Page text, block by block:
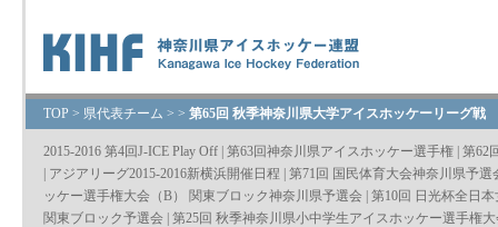
TOP > 県代表チーム > > 第65回 秋季神奈川県大学アイスホッケーリーグ戦
2015-2016 第4回J-ICE Play Off | 第63回神奈川県アイスホッケー選手権 | 第62
| アジアリーグ2015-2016新横浜開催日程 | 第71回 国民体育大会神奈川県予選
ッケー選手権大会（B） 関東ブロック神奈川県予選会 | 第10回 日光杯全日
関東ブロック予選会 | 第25回 秋季神奈川県小中学生アイスホッケー選手権